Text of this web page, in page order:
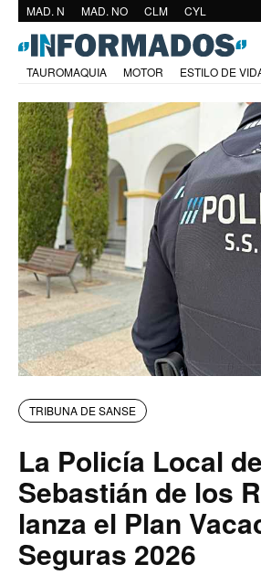
MAD. N MAD. NO CLM CYL
TAUROMAQUIA MOTOR ESTILO DE
TRIBUNA DE SANSE
La Policía Local
Sebastián de los
lanza el Plan
Seguras 2026